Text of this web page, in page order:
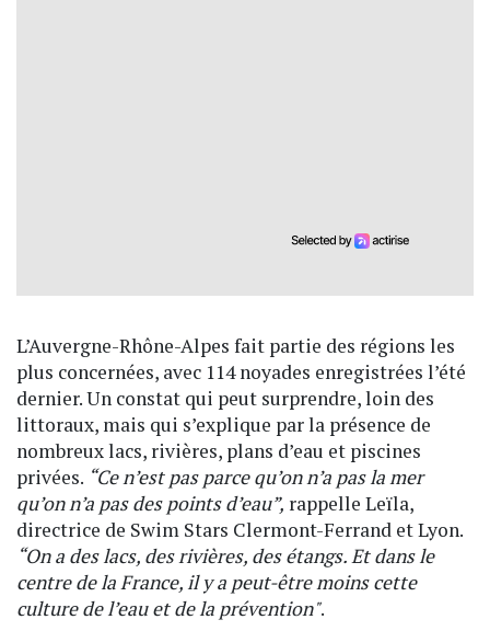
L’Auvergne-Rhône-Alpes fait partie des régions les
plus concernées, avec 114 noyades enregistrées l’été
dernier. Un constat qui peut surprendre, loin des
littoraux, mais qui s’explique par la présence de
nombreux lacs, rivières, plans d’eau et piscines
privées. “Ce n’est pas parce qu’on n’a pas la mer
qu’on n’a pas des points d’eau”, rappelle Leïla,
directrice de Swim Stars Clermont-Ferrand et Lyon.
“On a des lacs, des rivières, des étangs. Et dans le
centre de la France, il y a peut-être moins cette
culture de l’eau et de la prévention".